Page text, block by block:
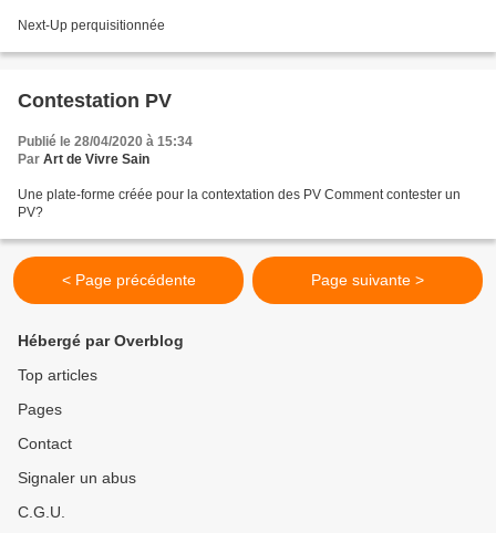
Next-Up perquisitionnée
Contestation PV
Publié le 28/04/2020 à 15:34
Par Art de Vivre Sain
Une plate-forme créée pour la contextation des PV Comment contester un
PV?
< Page précédente Page suivante >
Hébergé par Overblog
Top articles
Pages
Contact
Signaler un abus
C.G.U.